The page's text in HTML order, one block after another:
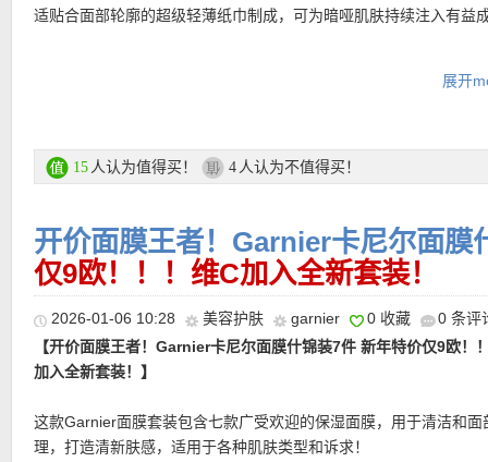
适贴合面部轮廓的超级轻薄纸巾制成，可为暗哑肌肤持续注入有益
展开
15 人认为值得买！ 4 人认为不值得买！
开价面膜王者！Garnier卡尼尔面膜
仅9欧！！！维C加入全新套装！
2026-01-06 10:28 美容护肤 garnier 0 收藏
0 条评
【开价面膜王者！Garnier卡尼尔面膜什锦装7件 新年特价仅9欧！
加入全新套装！】
这款Garnier面膜套装包含七款广受欢迎的保湿面膜，用于清洁和面
理，打造清新肤感，适用于各种肌肤类型和诉求！